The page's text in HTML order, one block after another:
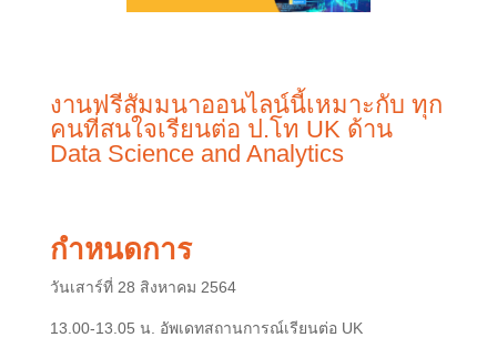
งานฟรีสัมมนาออนไลน์นี้เหมาะกับ ทุก
คนที่สนใจเรียนต่อ ป.โท UK ด้าน
Data Science and Analytics
กำหนดการ
วันเสาร์ที่ 28 สิงหาคม 2564
13.00-13.05 น. อัพเดทสถานการณ์เรียนต่อ UK